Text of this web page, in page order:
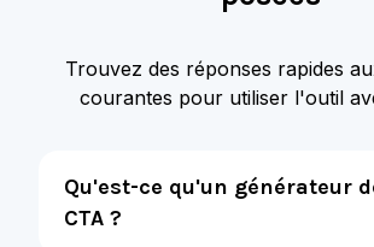
Trouvez des réponses rapides
courantes pour utiliser l'outil
Qu'est-ce qu'un générateur
CTA ?